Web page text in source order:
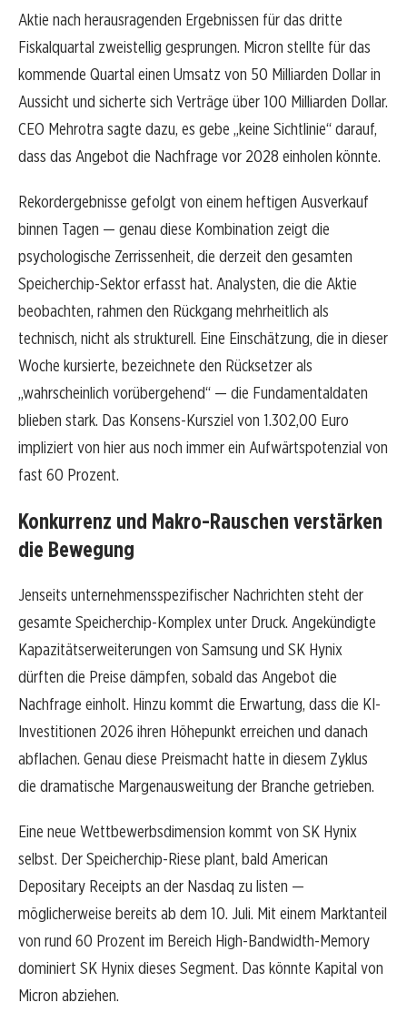
Aktie nach herausragenden Ergebnissen für das dritte
Fiskalquartal zweistellig gesprungen. Micron stellte für das
kommende Quartal einen Umsatz von 50 Milliarden Dollar in
Aussicht und sicherte sich Verträge über 100 Milliarden Dollar.
CEO Mehrotra sagte dazu, es gebe „keine Sichtlinie“ darauf,
dass das Angebot die Nachfrage vor 2028 einholen könnte.
Rekordergebnisse gefolgt von einem heftigen Ausverkauf
binnen Tagen — genau diese Kombination zeigt die
psychologische Zerrissenheit, die derzeit den gesamten
Speicherchip-Sektor erfasst hat. Analysten, die die Aktie
beobachten, rahmen den Rückgang mehrheitlich als
technisch, nicht als strukturell. Eine Einschätzung, die in dieser
Woche kursierte, bezeichnete den Rücksetzer als
„wahrscheinlich vorübergehend“ — die Fundamentaldaten
blieben stark. Das Konsens-Kursziel von 1.302,00 Euro
impliziert von hier aus noch immer ein Aufwärtspotenzial von
fast 60 Prozent.
Konkurrenz und Makro-Rauschen verstärken
die Bewegung
Jenseits unternehmensspezifischer Nachrichten steht der
gesamte Speicherchip-Komplex unter Druck. Angekündigte
Kapazitätserweiterungen von Samsung und SK Hynix
dürften die Preise dämpfen, sobald das Angebot die
Nachfrage einholt. Hinzu kommt die Erwartung, dass die KI-
Investitionen 2026 ihren Höhepunkt erreichen und danach
abflachen. Genau diese Preismacht hatte in diesem Zyklus
die dramatische Margenausweitung der Branche getrieben.
Eine neue Wettbewerbsdimension kommt von SK Hynix
selbst. Der Speicherchip-Riese plant, bald American
Depositary Receipts an der Nasdaq zu listen —
möglicherweise bereits ab dem 10. Juli. Mit einem Marktanteil
von rund 60 Prozent im Bereich High-Bandwidth-Memory
dominiert SK Hynix dieses Segment. Das könnte Kapital von
Micron abziehen.